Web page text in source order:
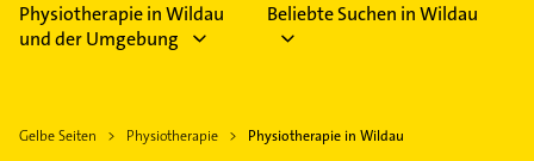
Physiotherapie in Wildau
und der Umgebung
Beliebte Suchen in Wildau
Gelbe Seiten Physiotherapie Physiotherapie in Wildau